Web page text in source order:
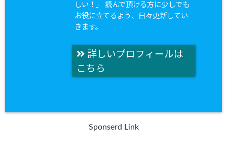
しい！」 読んで頂ける方に少しでも
お役に立てるよう、日々更新してい
きます。
詳しいプロフィールは
こちら
Sponserd Link